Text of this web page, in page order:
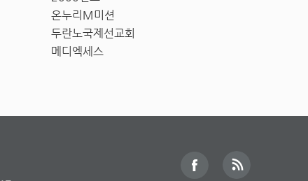
온누리M미션
두란노국제선교회
메디엑세스